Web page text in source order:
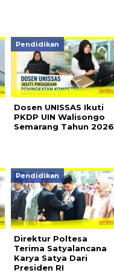
Pendidikan
Dosen UNISSAS Ikuti
PKDP UIN Walisongo
Semarang Tahun 2026
Pendidikan
Direktur Poltesa
Terima Satyalancana
Karya Satya Dari
Presiden RI